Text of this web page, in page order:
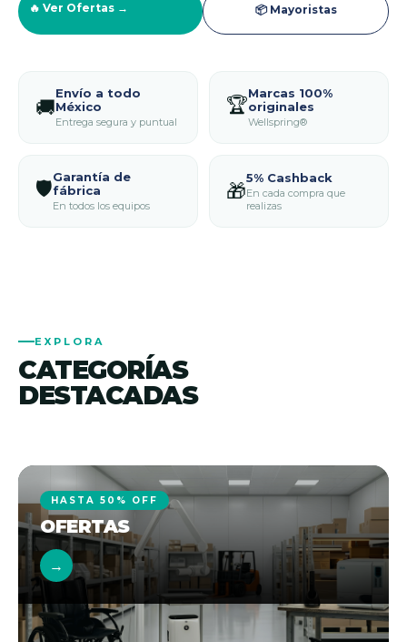
🔥 Ver Ofertas → 📦 Mayoristas
🚚
Envío a todo
México
Entrega segura y puntual
🏆Marcas 100%
originales
Wellspring®
🛡️Garantía de
fábrica
En todos los equipos
🎁
5% Cashback
En cada compra que
realizas
EXPLORA
CATEGORÍAS
DESTACADAS
HASTA 50% OFF
OFERTAS
→